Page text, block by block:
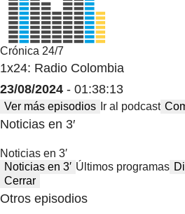
Crónica 24/7
1x24: Radio Colombia
23/08/2024 - 01:38:13
Ver más episodios Ir al podcast
Noticias en 3′
Noticias en 3′
Noticias en 3′ Últimos programas
Cerrar
Otros episodios